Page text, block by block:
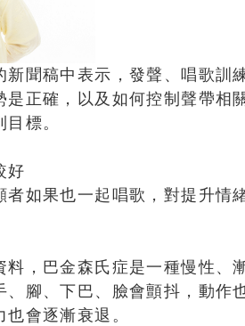
新聞稿中表示，發聲、唱歌訓
正確，以及如何控制聲帶相
標。
好
如果也一起唱歌，對提升情
，巴金森氏症是一種慢性、
腳、下巴、臉會顫抖，動作
會逐漸衰退。